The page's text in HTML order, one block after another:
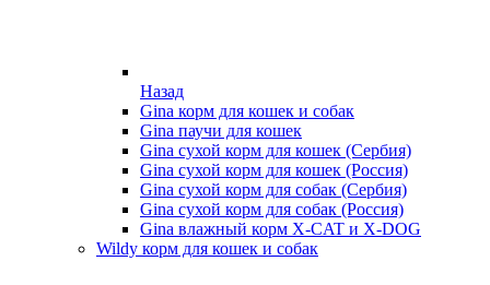
Назад
Gina корм для кошек и собак
Gina паучи для кошек
Gina сухой корм для кошек (Сербия)
Gina сухой корм для кошек (Россия)
Gina сухой корм для собак (Сербия)
Gina сухой корм для собак (Россия)
Gina влажный корм X-CAT и X-DOG
Wildy корм для кошек и собак